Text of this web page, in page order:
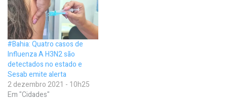
#Bahia: Quatro casos de
Influenza A H3N2 são
detectados no estado e
Sesab emite alerta
2 dezembro 2021 - 10h25
Em "Cidades"